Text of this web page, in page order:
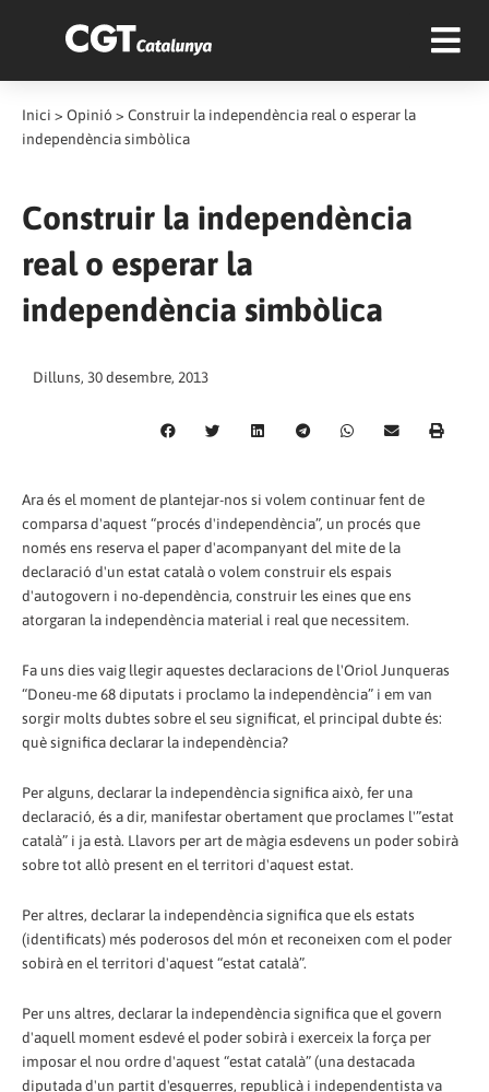
Inici > Opinió > Construir la independència real o esperar la
independència simbòlica
Construir la independència
real o esperar la
independència simbòlica
Dilluns, 30 desembre, 2013
Ara és el moment de plantejar-nos si volem continuar fent de
comparsa d'aquest “procés d'independència”, un procés que
només ens reserva el paper d'acompanyant del mite de la
declaració d'un estat català o volem construir els espais
d'autogovern i no-dependència, construir les eines que ens
atorgaran la independència material i real que necessitem.
Fa uns dies vaig llegir aquestes declaracions de l'Oriol Junqueras
“Doneu-me 68 diputats i proclamo la independència” i em van
sorgir molts dubtes sobre el seu significat, el principal dubte és:
què significa declarar la independència?
Per alguns, declarar la independència significa això, fer una
declaració, és a dir, manifestar obertament que proclames l'”estat
català” i ja està. Llavors per art de màgia esdevens un poder sobirà
sobre tot allò present en el territori d'aquest estat.
Per altres, declarar la independència significa que els estats
(identificats) més poderosos del món et reconeixen com el poder
sobirà en el territori d'aquest “estat català”.
Per uns altres, declarar la independència significa que el govern
d'aquell moment esdevé el poder sobirà i exerceix la força per
imposar el nou ordre d'aquest “estat català” (una destacada
diputada d'un partit d'esquerres, republicà i independentista va